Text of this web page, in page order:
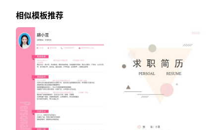
相似模板推荐